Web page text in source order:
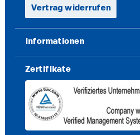
Vertrag widerrufen
Informationen
Zertifikate